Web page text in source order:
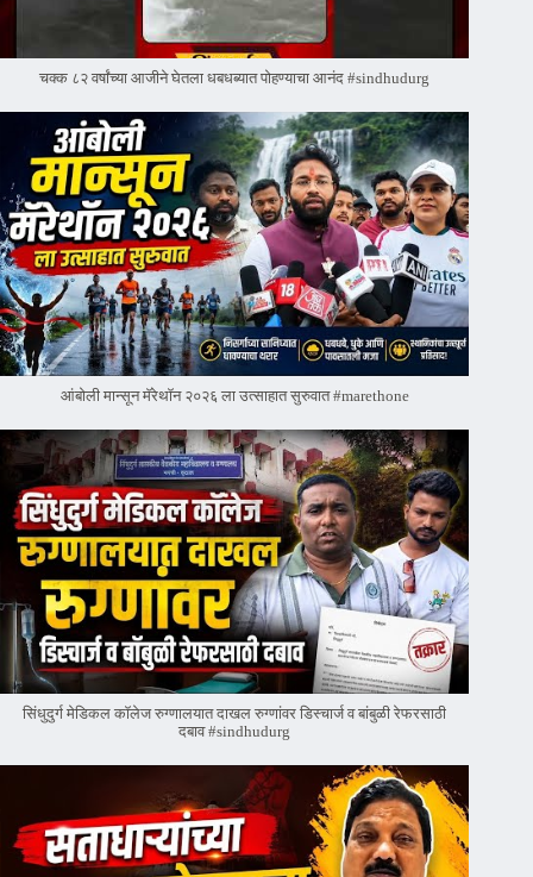
चक्क ८२ वर्षांच्या आजीने घेतला धबधब्यात पोहण्याचा आनंद #sindhudurg
आंबोली मान्सून मॅरेथॉन २०२६ ला उत्साहात सुरुवात #marethone
सिंधुदुर्ग मेडिकल कॉलेज रुग्णालयात दाखल रुग्णांवर डिस्चार्ज व बांबुळी रेफरसाठी
दबाव #sindhudurg